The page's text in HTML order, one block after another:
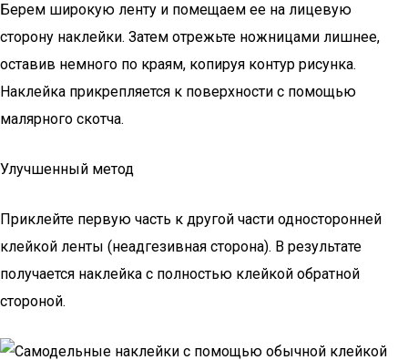
Берем широкую ленту и помещаем ее на лицевую
сторону наклейки. Затем отрежьте ножницами лишнее,
оставив немного по краям, копируя контур рисунка.
Наклейка прикрепляется к поверхности с помощью
малярного скотча.
Улучшенный метод
Приклейте первую часть к другой части односторонней
клейкой ленты (неадгезивная сторона). В результате
получается наклейка с полностью клейкой обратной
стороной.